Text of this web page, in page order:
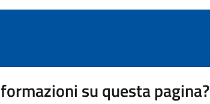
su questa pagina?